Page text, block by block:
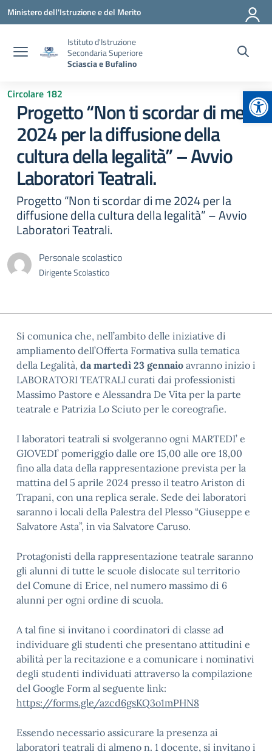
Vai ai contenuti
Vai al menu di navigazione
Vai al footer
Ministero dell'Istruzione e del Merito
Istituto d'Istruzione
Secondaria Superiore
Sciascia e Bufalino
Circolare 182
Progetto “Non ti scordar di me
2024 per la diffusione della
cultura della legalità” – Avvio
Laboratori Teatrali.
Progetto “Non ti scordar di me 2024 per la
diffusione della cultura della legalità” – Avvio
Laboratori Teatrali.
Personale scolastico
Dirigente Scolastico
Si comunica che, nell’ambito delle iniziative di
ampliamento dell’Offerta Formativa sulla tematica
della Legalità, da martedì 23 gennaio avranno inizio i
LABORATORI TEATRALI curati dai professionisti
Massimo Pastore e Alessandra De Vita per la parte
teatrale e Patrizia Lo Sciuto per le coreografie.
I laboratori teatrali si svolgeranno ogni MARTEDI’ e
GIOVEDI’ pomeriggio dalle ore 15,00 alle ore 18,00
fino alla data della rappresentazione prevista per la
mattina del 5 aprile 2024 presso il teatro Ariston di
Trapani, con una replica serale. Sede dei laboratori
saranno i locali della Palestra del Plesso “Giuseppe e
Salvatore Asta”, in via Salvatore Caruso.
Protagonisti della rappresentazione teatrale saranno
gli alunni di tutte le scuole dislocate sul territorio
del Comune di Erice, nel numero massimo di 6
alunni per ogni ordine di scuola.
A tal fine si invitano i coordinatori di classe ad
individuare gli studenti che presentano attitudini e
abilità per la recitazione e a comunicare i nominativi
degli studenti individuati attraverso la compilazione
del Google Form al seguente link:
https://forms.gle/azcd6gsKQ3o1mPHN8
Essendo necessario assicurare la presenza ai
laboratori teatrali di almeno n. 1 docente, si invitano i